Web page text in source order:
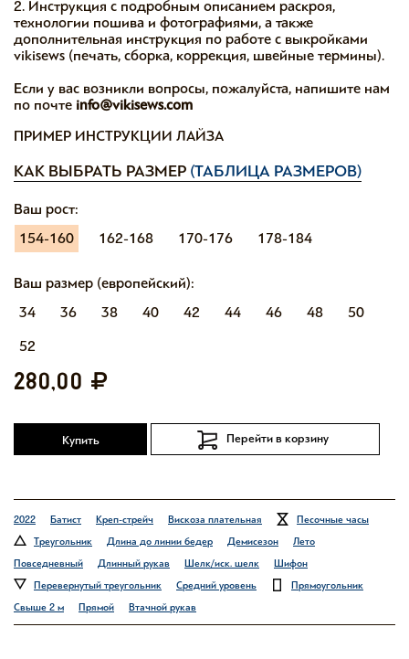
2. Инструкция с подробным описанием раскроя,
технологии пошива и фотографиями, а также
дополнительная инструкция по работе с выкройками
vikisews (печать, сборка, коррекция, швейные термины).
Если у вас возникли вопросы, пожалуйста, напишите нам
по почте info@vikisews.com
ПРИМЕР ИНСТРУКЦИИ ЛАЙЗА
КАК ВЫБРАТЬ РАЗМЕР (ТАБЛИЦА РАЗМЕРОВ)
Ваш рост:
154-160
162-168 170-176 178-184
Ваш размер (европейский):
34
36 38 40 42 44 46 48
50
52
280,00
Купить Перейти в корзину
2022 Батист Креп-стрейч Вискоза плательная
Песочные часы
Треугольник
Длина до линии бедер Демисезон
Лето
Повседневный
Длинный рукав Шелк/иск. шелк
Шифон
Перевернутый треугольник
Средний уровень
Прямоугольник
Свыше 2 м
Прямой Втачной рукав